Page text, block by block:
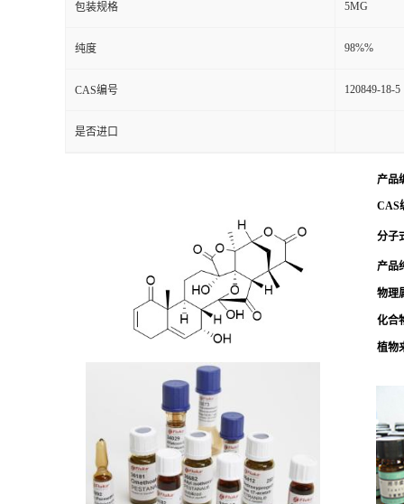
包装规格 5MG
纯度 98%%
CAS编号 120849-18-5
是否进口
产品
CAS
分子
产品
物理
化合
植物